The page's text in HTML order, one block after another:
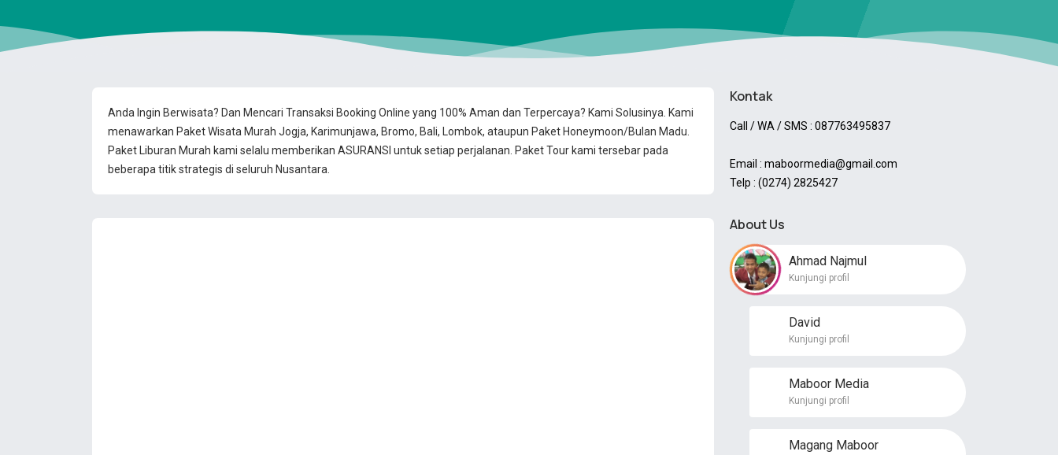
Anda Ingin Berwisata? Dan Mencari Transaksi Booking Online yang 100% Aman dan Terpercaya? Kami Solusinya. Kami
menawarkan Paket Wisata Murah Jogja, Karimunjawa, Bromo, Bali, Lombok, ataupun Paket Honeymoon/Bulan Madu.
Paket Liburan Murah kami selalu memberikan ASURANSI untuk setiap perjalanan. Paket Tour kami tersebar pada
beberapa titik strategis di seluruh Nusantara.
Kontak
Call / WA / SMS : 087763495837
Email : maboormedia@gmail.com
Telp : (0274) 2825427
About Us
Ahmad Najmul
Kunjungi profil
David
Kunjungi profil
Maboor Media
Kunjungi profil
Magang Maboor